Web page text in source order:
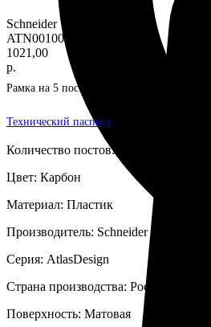
Schneider
ATN001005
1021,00
р.
Рамка на 5 постов
Технический паспорт
Количество постов: 5
Цвет: Карбон
Материал: Пластик
Производитель: Schneider
Серия: AtlasDesign
Страна производства: Россия
Поверхность: Матовая